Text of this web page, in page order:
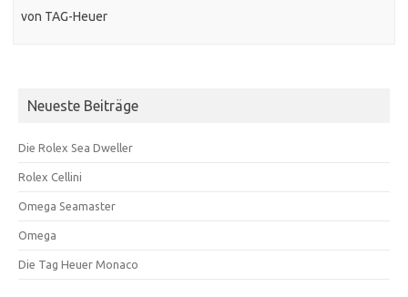
von TAG-Heuer
Neueste Beiträge
Die Rolex Sea Dweller
Rolex Cellini
Omega Seamaster
Omega
Die Tag Heuer Monaco